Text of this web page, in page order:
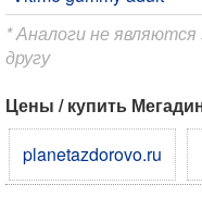
* Аналоги не
другу
Цены / купить
planetazdorovo.ru